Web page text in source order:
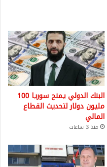
البنك الدولي يمنح سوريا 100
مليون دولار لتحديث القطاع
المالي
منذ 3 ساعات